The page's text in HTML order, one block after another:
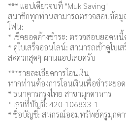
*** แอปเดียวจบที่ "Muk Saving"
สมาชิกทุกท่านสามารถตรวจสอบข้อมู
โฟน:
* เช็คยอดค้างชำระ: ตรวจสอบยอดหนี้
* ดูใบเสร็จออนไลน์: สามารถเข้าดูใบเ
สะดวกสุดๆ ผ่านแอปเลยครับ
***รายละเอียดการโอนเงิน
หากท่านต้องการโอนเงินเพื่อชำระยอ
* ธนาคารกรุงไทย สาขามุกดาหาร
* เลขที่บัญชี: 420-106833-1
* ชื่อบัญชี: สหกรณ์ออมทรัพย์ครูมุกดา